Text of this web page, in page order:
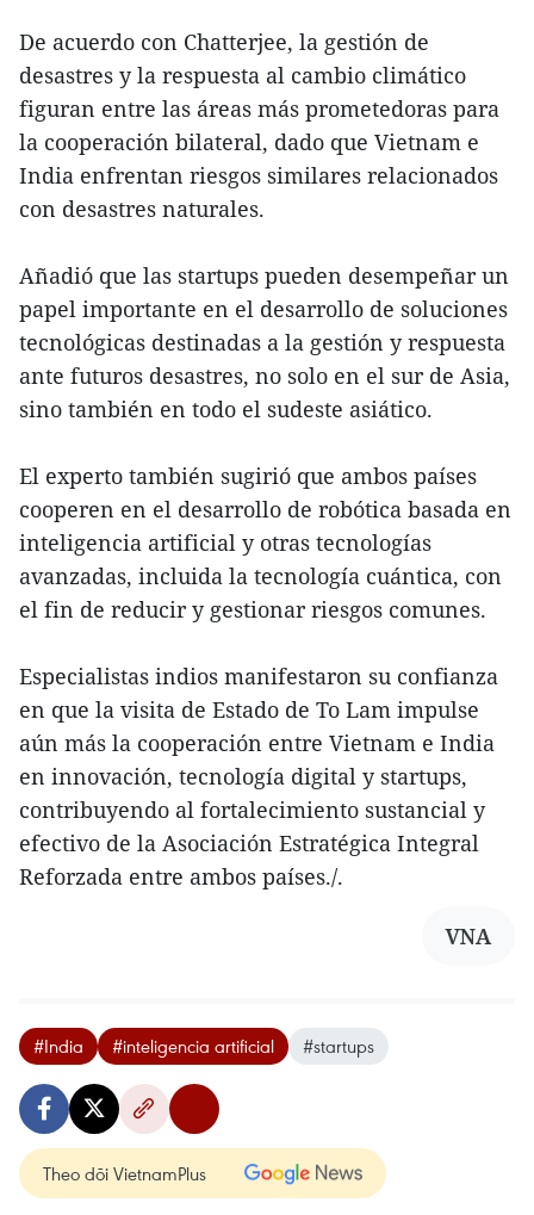
De acuerdo con Chatterjee, la gestión de
desastres y la respuesta al cambio climático
figuran entre las áreas más prometedoras para
la cooperación bilateral, dado que Vietnam e
India enfrentan riesgos similares relacionados
con desastres naturales.
Añadió que las startups pueden desempeñar un
papel importante en el desarrollo de soluciones
tecnológicas destinadas a la gestión y respuesta
ante futuros desastres, no solo en el sur de Asia,
sino también en todo el sudeste asiático.
El experto también sugirió que ambos países
cooperen en el desarrollo de robótica basada en
inteligencia artificial y otras tecnologías
avanzadas, incluida la tecnología cuántica, con
el fin de reducir y gestionar riesgos comunes.
Especialistas indios manifestaron su confianza
en que la visita de Estado de To Lam impulse
aún más la cooperación entre Vietnam e India
en innovación, tecnología digital y startups,
contribuyendo al fortalecimiento sustancial y
efectivo de la Asociación Estratégica Integral
Reforzada entre ambos países./.
VNA
#India #inteligencia artificial #startups
Theo dõi VietnamPlus